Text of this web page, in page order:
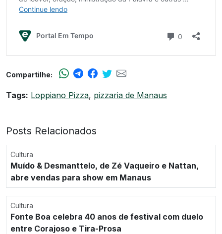
Compartilhe:
Tags: Loppiano Pizza, pizzaria de Manaus
Posts Relacionados
Cultura
Muído & Desmanttelo, de Zé Vaqueiro e Nattan,
abre vendas para show em Manaus
Cultura
Fonte Boa celebra 40 anos de festival com duelo
entre Corajoso e Tira-Prosa